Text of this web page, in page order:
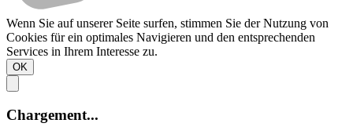
Wenn Sie auf unserer Seite surfen, stimmen Sie der Nutzung von
Cookies für ein optimales Navigieren und den entsprechenden
Services in Ihrem Interesse zu.
OK
Chargement...